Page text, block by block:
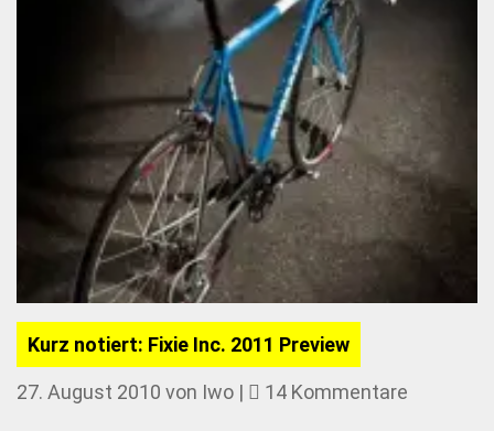
Kurz notiert: Fixie Inc. 2011 Preview
27. August 2010 von Iwo | 14 Kommentare